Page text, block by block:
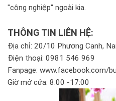
"công nghiệp" ngoài kia.
THÔNG TIN LIÊN HỆ:
Địa chỉ: 20/10 Phương Canh,
Điện thoại: 0981 546 969
Fanpage: www.facebook.com/
Giờ mở cửa: 8:00 -17:00